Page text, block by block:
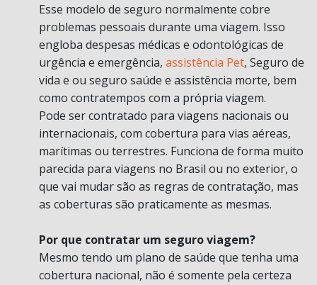
Esse modelo de seguro normalmente cobre
problemas pessoais durante uma viagem. Isso
engloba despesas médicas e odontológicas de
urgência e emergência, assistência Pet, Seguro de
vida e ou seguro saúde e assistência morte, bem
como contratempos com a própria viagem.
Pode ser contratado para viagens nacionais ou
internacionais, com cobertura para vias aéreas,
marítimas ou terrestres. Funciona de forma muito
parecida para viagens no Brasil ou no exterior, o
que vai mudar são as regras de contratação, mas
as coberturas são praticamente as mesmas.
Por que contratar um seguro viagem?
Mesmo tendo um plano de saúde que tenha uma
cobertura nacional, não é somente pela certeza